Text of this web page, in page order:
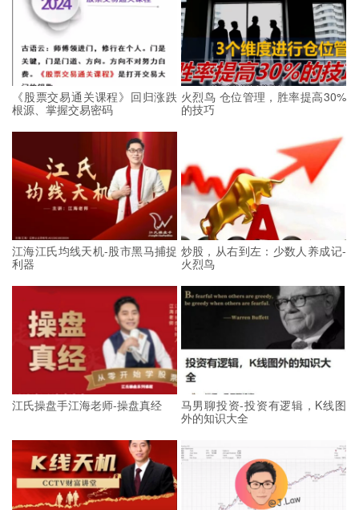
《股票交易通关课程》回归涨跌
根源、掌握交易密码
火烈鸟 仓位管理，胜率提高30%
的技巧
江海江氏均线天机-股市黑马捕捉
利器
炒股，从右到左：少数人养成记-
火烈鸟
江氏操盘手江海老师-操盘真经
马男聊投资-投资有逻辑，K线图
外的知识大全